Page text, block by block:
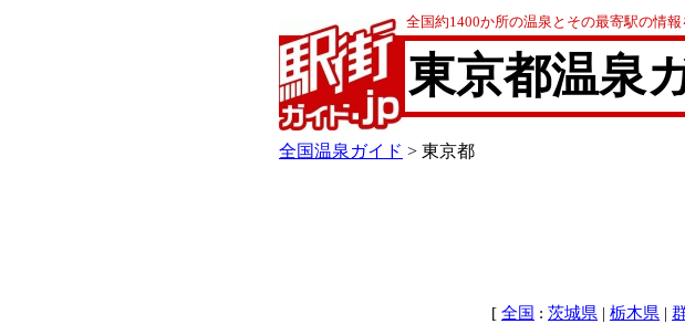
全国約1400か所の温泉とその最寄駅の情報
東京都温泉
全国温泉ガイド > 東京都
[ 全国 : 茨城県 | 栃木県 |